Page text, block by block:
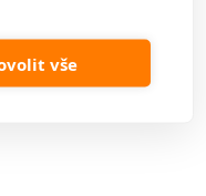
vše
1 009 Kč
DO KOŠÍKU